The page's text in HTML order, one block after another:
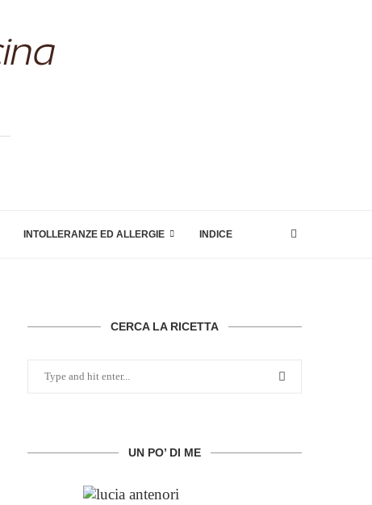
INTOLLERANZE ED ALLERGIE INDICE
CERCA LA RICETTA
UN PO’ DI ME